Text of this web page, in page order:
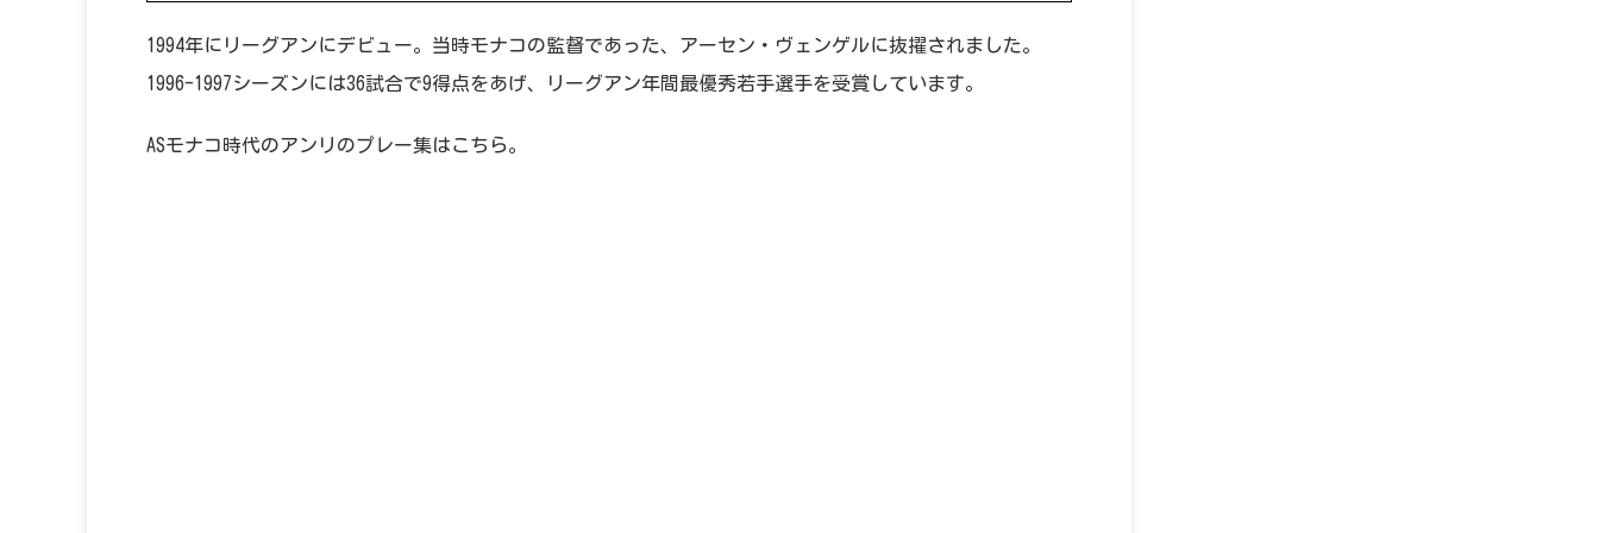
1994年にリーグアンにデビュー。当時モナコの監督であった、アーセン・ヴェンゲルに抜擢されました。
1996-1997シーズンには36試合で9得点をあげ、リーグアン年間最優秀若手選手を受賞しています。
ASモナコ時代のアンリのプレー集はこちら。